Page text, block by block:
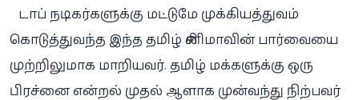
டாப் நடிகர்களுக்கு மட்டுமே முக்கியத்துவம்
கொடுத்துவந்த இந்த தமிழ் சினிமாவின் பார்வையை
முற்றிலுமாக மாறியவர். தமிழ் மக்களுக்கு ஒரு
பிரச்னை என்றல் முதல் ஆளாக முன்வந்து நிற்பவர்